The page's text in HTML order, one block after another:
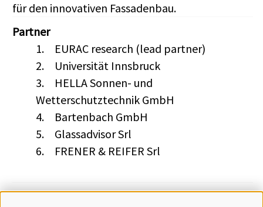
für den innovativen Fassadenbau.
Partner
1.
EURAC research (lead partner)
2.
Universität Innsbruck
3.
HELLA Sonnen- und
Wetterschutztechnik GmbH
4.
Bartenbach GmbH
5.
Glassadvisor Srl
6.
FRENER & REIFER Srl